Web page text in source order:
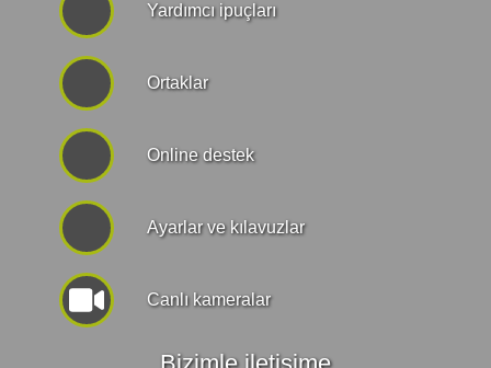
Yardımcı ipuçları
Ortaklar
Online destek
Ayarlar ve kılavuzlar
Canlı kameralar